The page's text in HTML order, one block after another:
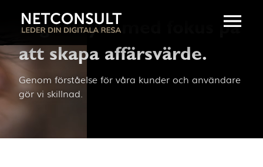
Digitalbyrå med fokus på
att skapa affärsvärde.
Genom förståelse för våra kunder och användare
gör vi skillnad.